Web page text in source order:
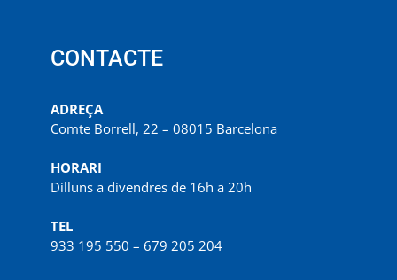
CONTACTE
ADREÇA
Comte Borrell, 22 – 08015 Barcelona
HORARI
Dilluns a divendres de 16h a 20h
TEL
933 195 550 – 679 205 204